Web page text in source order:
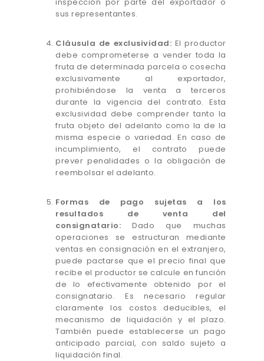
sus representantes.
Cláusula de exclusividad: El productor
debe comprometerse a vender toda la
fruta de determinada parcela o cosecha
exclusivamente al exportador,
prohibiéndose la venta a terceros
durante la vigencia del contrato. Esta
exclusividad debe comprender tanto la
fruta objeto del adelanto como la de la
misma especie o variedad. En caso de
incumplimiento, el contrato puede
prever penalidades o la obligación de
reembolsar el adelanto.
Formas de pago sujetas a los
resultados de venta del
consignatario:Dado que muchas
operaciones se estructuran mediante
ventas en consignación en el extranjero,
puede pactarse que el precio final que
recibe el productor se calcule en función
de lo efectivamente obtenido por el
consignatario. Es necesario regular
claramente los costos deducibles, el
mecanismo de liquidación y el plazo.
También puede establecerse un pago
anticipado parcial, con saldo sujeto a
liquidación final.